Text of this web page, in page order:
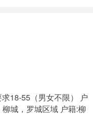
18-55（男女不限） 户
城，罗城区域 户籍:柳